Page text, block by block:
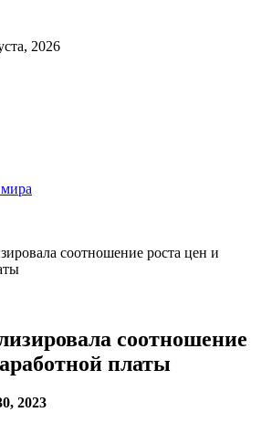
2026
соотношение роста цен и
соотношение
платы
2023